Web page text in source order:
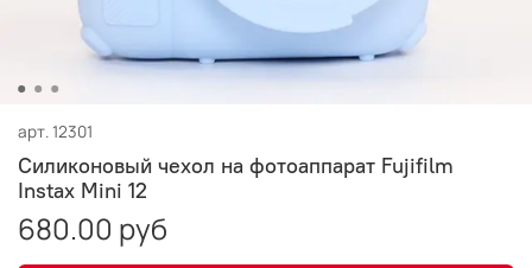
арт. 12301
Силиконовый чехол на фотоаппарат Fujifilm
Instax Mini 12
680.00 руб